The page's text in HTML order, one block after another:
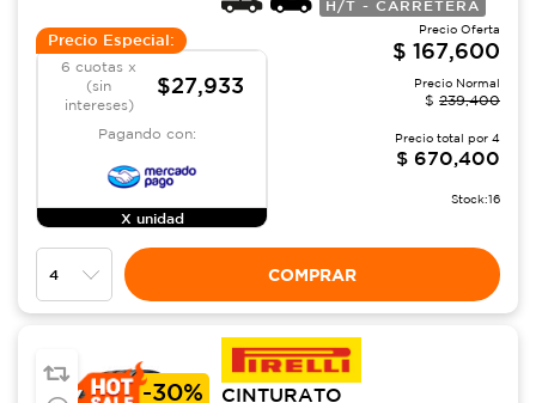
H/T - CARRETERA
Precio Especial:
6 cuotas x
(sin
intereses)
$27,933
Pagando con:
X unidad
Precio Oferta
$ 167,600
Precio Normal
$ 239,400
Precio total por 4
$ 670,400
Stock:16
COMPRAR
-30% CINTURATO